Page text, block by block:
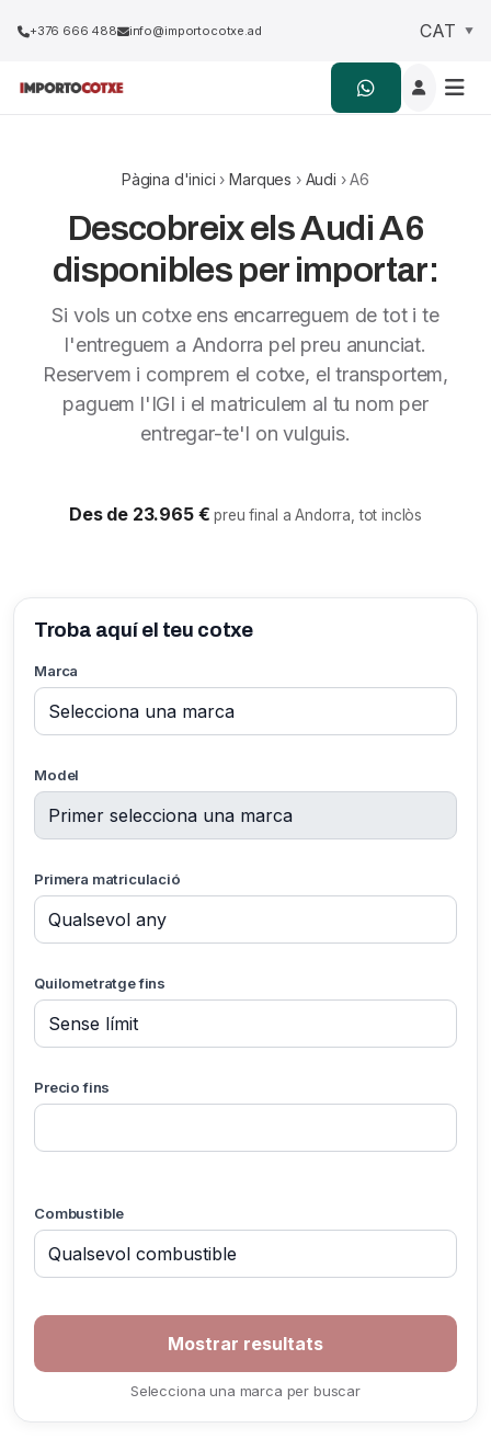
+376 666 488 info@importocotxe.ad
Pàgina d'inici ›Marques › Audi › A6
Descobreix els Audi A6
disponibles per importar:
Si vols un cotxe ens encarreguem de tot i te
l'entreguem a Andorra pel preu anunciat.
Reservem i comprem el cotxe, el transportem,
paguem l'IGI i el matriculem al tu nom per
entregar-te'l on vulguis.
Des de 23.965 €preu final a Andorra, tot inclòs
Troba aquí el teu cotxe
Marca
Model
Primera matriculació
Quilometratge fins
Precio fins
Combustible
Selecciona una marca per buscar